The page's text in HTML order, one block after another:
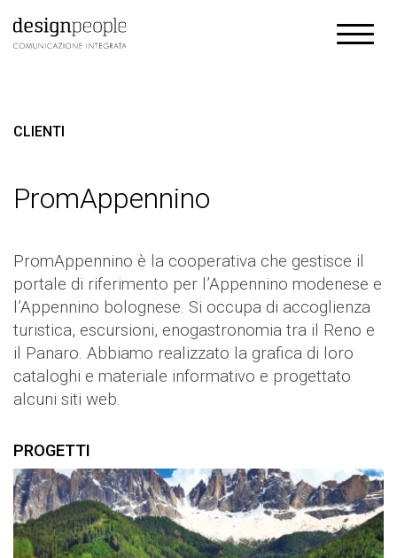
CLIENTI
PromAppennino
PromAppennino è la cooperativa che gestisce il
portale di riferimento per l’Appennino modenese e
l’Appennino bolognese. Si occupa di accoglienza
turistica, escursioni, enogastronomia tra il Reno e
il Panaro. Abbiamo realizzato la grafica di loro
cataloghi e materiale informativo e progettato
alcuni siti web.
PROGETTI